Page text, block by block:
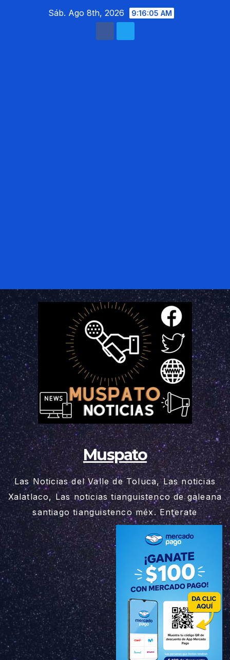
Sáb. Ago 8th, 2026 9:16:07 AM
Muspato
Las Noticias del Valle de Toluca, Las noticias
Xalatlaco, Las noticias tianguistenco de galeana
santiago tianguistenco méx. Enterate